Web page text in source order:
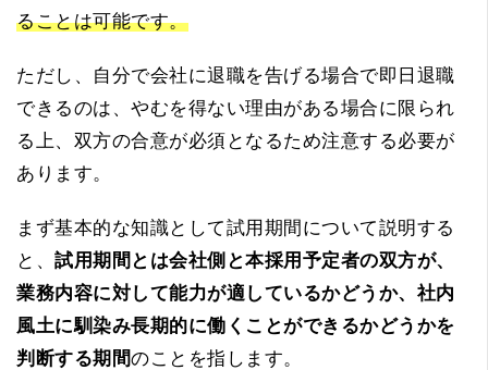
ることは可能です。
ただし、自分で会社に退職を告げる場合で即日退職
できるのは、やむを得ない理由がある場合に限られ
る上、双方の合意が必須となるため注意する必要が
あります。
まず基本的な知識として試用期間について説明する
と、 試用期間とは会社側と本採用予定者の双方が、
業務内容に対して能力が適しているかどうか、社内
風土に馴染み長期的に働くことができるかどうかを
判断する期間のことを指します。